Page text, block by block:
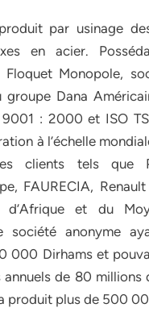
par usinage
en acier.
Floquet Monopole,
Dana
: 2000 et ISO
à l’échelle
clients tels que
FAURECIA,
d’Afrique et du
société anonyme
000 Dirhams et
annuels de 80 millions
produit plus de 500